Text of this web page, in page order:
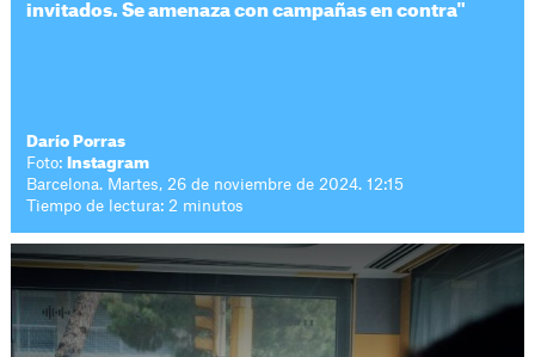
invitados. Se amenaza con campañas en contra"
Darío Porras
Foto:
Instagram
Barcelona. Martes, 26 de noviembre de 2024. 12:15
Tiempo de lectura: 2 minutos